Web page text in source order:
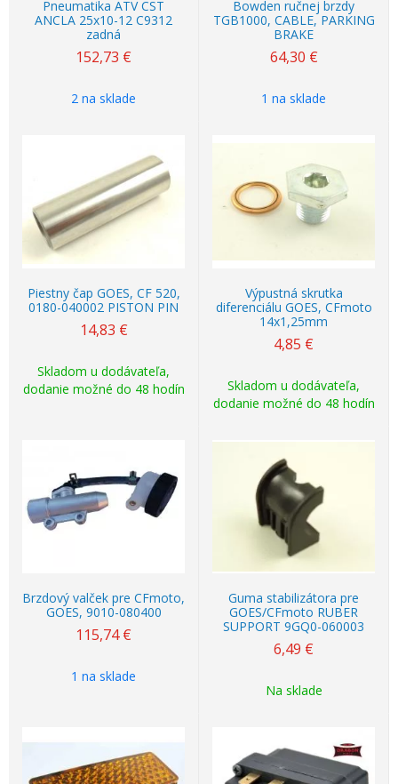
Pneumatika ATV CST
ANCLA 25x10-12 C9312
zadná
152,73 €
2 na sklade
Bowden ručnej brzdy
TGB1000, CABLE, PARKING
BRAKE
64,30 €
1 na sklade
Piestny čap GOES, CF 520,
0180-040002 PISTON PIN
14,83 €
Skladom u dodávateľa,
dodanie možné do 48 hodín
Výpustná skrutka
diferenciálu GOES, CFmoto
14x1,25mm
4,85 €
Skladom u dodávateľa,
dodanie možné do 48 hodín
Brzdový valček pre CFmoto,
GOES, 9010-080400
115,74 €
1 na sklade
Guma stabilizátora pre
GOES/CFmoto RUBER
SUPPORT 9GQ0-060003
6,49 €
Na sklade